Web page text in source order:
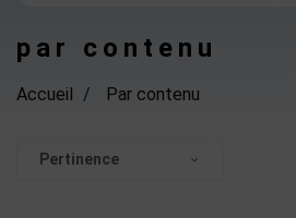
par contenu
Accueil Par contenu
Pertinence 